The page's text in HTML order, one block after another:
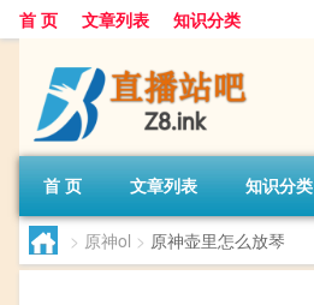
首 页 文章列表 知识分类
首 页 文章列表 知识分类
> 原神ol > 原神壶里怎么放琴